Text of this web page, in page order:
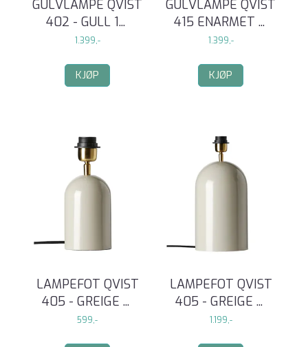
GULVLAMPE QVIST
402 - GULL 1...
1.399,-
KJØP
GULVLAMPE QVIST
415 ENARMET ...
1.399,-
KJØP
LAMPEFOT QVIST
405 - GREIGE ...
599,-
LAMPEFOT QVIST
405 - GREIGE ...
1.199,-